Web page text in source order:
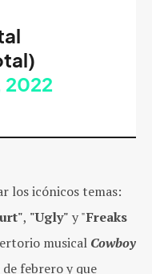
2022
los icónicos temas:
, "Ugly" y "Freaks
musical Cowboy
febrero y que